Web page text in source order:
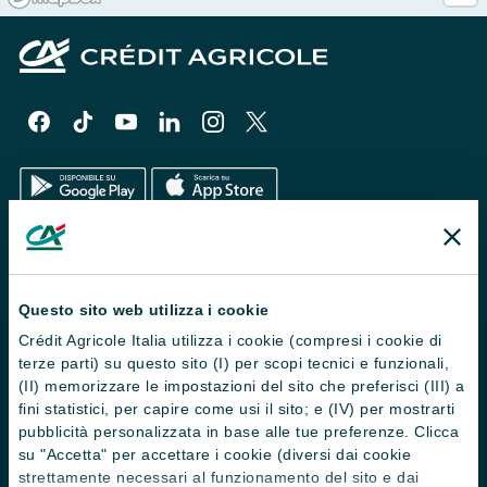
Questo sito web utilizza i cookie
Crédit Agricole Italia utilizza i cookie (compresi i cookie di
terze parti) su questo sito (I) per scopi tecnici e funzionali,
(II) memorizzare le impostazioni del sito che preferisci (III) a
fini statistici, per capire come usi il sito; e (IV) per mostrarti
pubblicità personalizzata in base alle tue preferenze. Clicca
su "Accetta" per accettare i cookie (diversi dai cookie
strettamente necessari al funzionamento del sito e dai
Trova filiali
Contattaci
Domande frequenti
Successioni
Servizi e pagamenti digitali